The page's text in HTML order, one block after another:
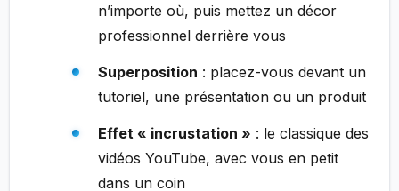
n’importe où, puis mettez un décor
professionnel derrière vous
Superposition : placez-vous devant un
tutoriel, une présentation ou un produit
Effet « incrustation » : le classique des
vidéos YouTube, avec vous en petit
dans un coin